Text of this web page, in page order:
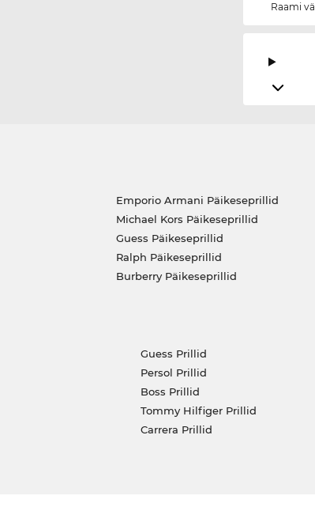
Raami
Emporio Armani Päikeseprillid
Michael Kors Päikeseprillid
Guess Päikeseprillid
Ralph Päikeseprillid
Burberry Päikeseprillid
Guess Prillid
Persol Prillid
Boss Prillid
Tommy Hilfiger Prillid
Carrera Prillid